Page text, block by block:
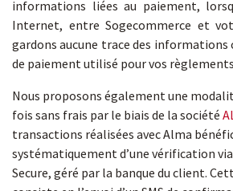
informations liées au paiement,
Internet, entre Sogecommerce et
gardons aucune trace des
de paiement utilisé pour vos
Nous proposons également une
fois sans frais par le biais de la société
transactions réalisées avec Alma
systématiquement d’une vérification
Secure, géré par la banque du client.